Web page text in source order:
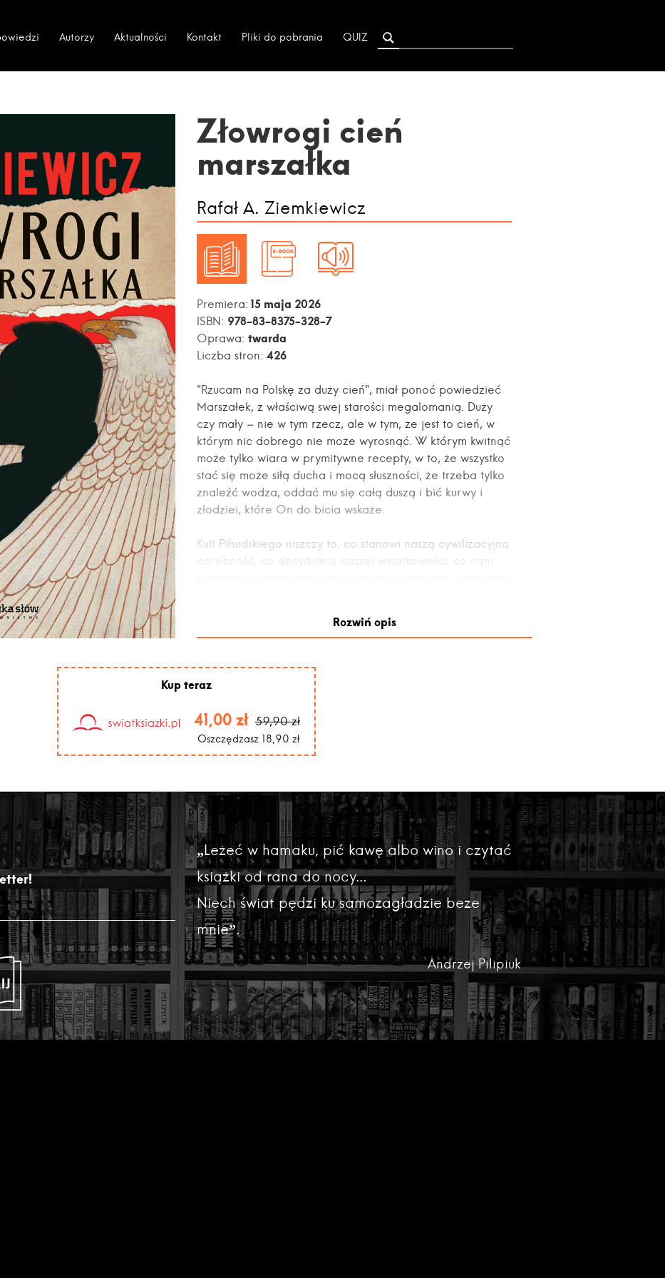
Autorzy Aktualności Kontakt Pliki do pobrania QUIZ
Złowrogi cień
marszałka
Rafał A. Ziemkiewicz
Premiera: 15 maja 2026
ISBN: 978-83-8375-328-7
Oprawa: twarda
Liczba stron: 426
"Rzucam na Polskę za duży cień", miał ponoć powiedzieć
Marszałek, z właściwą swej starości megalomanią. Duży
czy mały – nie w tym rzecz, ale w tym, że jest to cień, w
którym nic dobrego nie może wyrosnąć. W którym kwitnąć
może tylko wiara w prymitywne recepty, w to, że wszystko
stać się może siłą ducha i mocą słuszności, że trzeba tylko
znaleźć wodza, oddać mu się całą duszą i bić kurwy i
złodziei, które On do bicia wskaże.
Kult Piłsudskiego niszczy to, co stanowi naszą cywilizacyjną
odrębność, co decyduje o naszej wyjątkowości, co nam
czasów, podstawą polskości: Polski republikanizm. Bez
naprawdę polegało znaczenie Komendanta dla polskości.
Rozwiń opis
Kup teraz
41,00 zł 59,90 zł
Oszczędzasz 18,90 zł
„Leżeć w hamaku, pić kawę albo wino i czytać
książki od rana do nocy...
Niech świat pędzi ku samozagładzie beze
mnie”.
Andrzej Pilipiuk